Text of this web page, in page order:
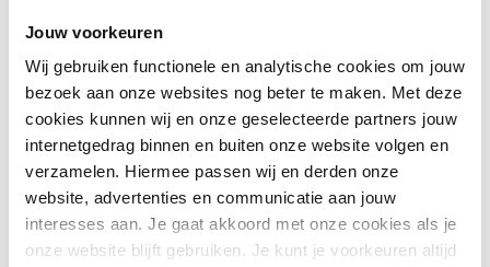
Jouw voorkeuren
Wij gebruiken functionele en analytische cookies om jouw
bezoek aan onze websites nog beter te maken. Met deze
cookies kunnen wij en onze geselecteerde partners jouw
internetgedrag binnen en buiten onze website volgen en
verzamelen. Hiermee passen wij en derden onze
website, advertenties en communicatie aan jouw
interesses aan. Je gaat akkoord met onze cookies als je
onze website blijft gebruiken. Je kunt je voorkeuren altijd
slaapkamer. Door hun compacte formaat en rustige
uitstraling laten ze zich makkelijk combineren met
andere woonaccessoires.
Welke HKliving klok past bij
jouw interieur?
Binnen het assortiment HKliving klokken vind je
varianten die aansluiten bij uiteenlopende woonstijlen.
Denk aan zachte tinten voor een rustig geheel of juist